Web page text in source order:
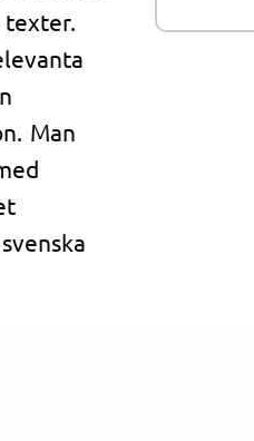
texter.
Man